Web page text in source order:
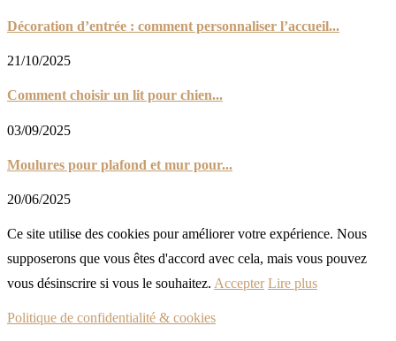
Décoration d’entrée : comment personnaliser l’accueil...
21/10/2025
Comment choisir un lit pour chien...
03/09/2025
Moulures pour plafond et mur pour...
20/06/2025
Ce site utilise des cookies pour améliorer votre expérience. Nous
supposerons que vous êtes d'accord avec cela, mais vous pouvez
vous désinscrire si vous le souhaitez. Accepter Lire plus
Politique de confidentialité & cookies